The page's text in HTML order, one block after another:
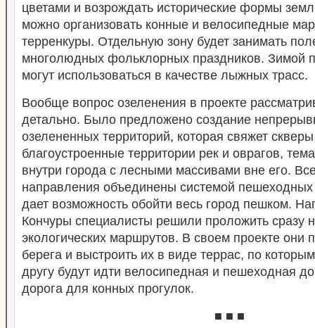
цветами и возрождать исторические формы
можно организовать конные и велосипедные
терренкуры. Отдельную зону будет занимать
многолюдных фольклорных праздников. Зимой
могут использоваться в качестве лыжных трасс.
Вообще вопрос озеленения в проекте
детально. Было предложено создание
озелененных территорий, которая свяжет
благоустроенные территории рек и оврагов,
внутри города с лесными массивами вне его.
направления объединены системой
дает возможность обойти весь город пешком.
Кончуры специалисты решили проложить сразу
экологических маршрутов. В своем проекте они
берега и выстроить их в виде террас, по
другу будут идти велосипедная и пешеходная
дорога для конных прогулок.
■ ■ ■